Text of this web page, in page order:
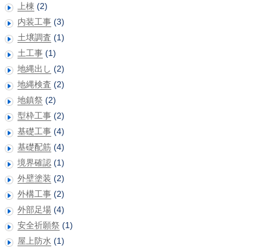
上棟 (2)
内装工事 (3)
土壌調査 (1)
土工事 (1)
地縄出し (2)
地縄検査 (2)
地鎮祭 (2)
型枠工事 (2)
基礎工事 (4)
基礎配筋 (4)
境界確認 (1)
外壁塗装 (2)
外構工事 (2)
外部足場 (4)
安全祈願祭 (1)
屋上防水 (1)